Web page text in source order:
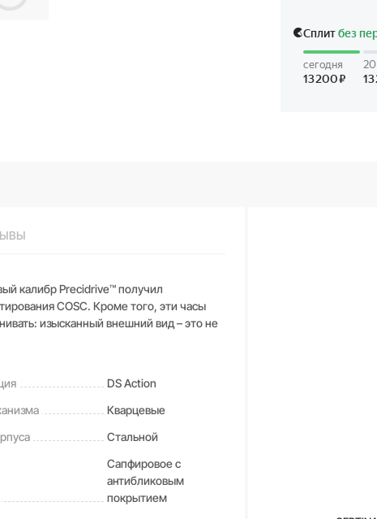
калибр Precidrive™ получил
COSC. Кроме того, эти часы
изысканный внешний вид – это не
DS Action
Кварцевые
Стальной
Сапфировое с
антибликовым
покрытием